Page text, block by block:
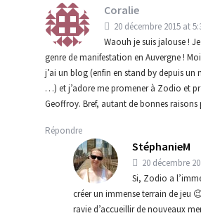
Coralie
20 décembre 2015 at
Waouh je suis jalouse !
genre de manifestation en Auvergne !
j’ai un blog (enfin en stand by depuis
…) et j’adore me promener à Zodio et
Geoffroy. Bref, autant de bonnes raisons
Répondre
StéphanieM
20 décembre
Si, Zodio a
créer un immense terrain de jeu
ravie d’accueillir de nouveaux